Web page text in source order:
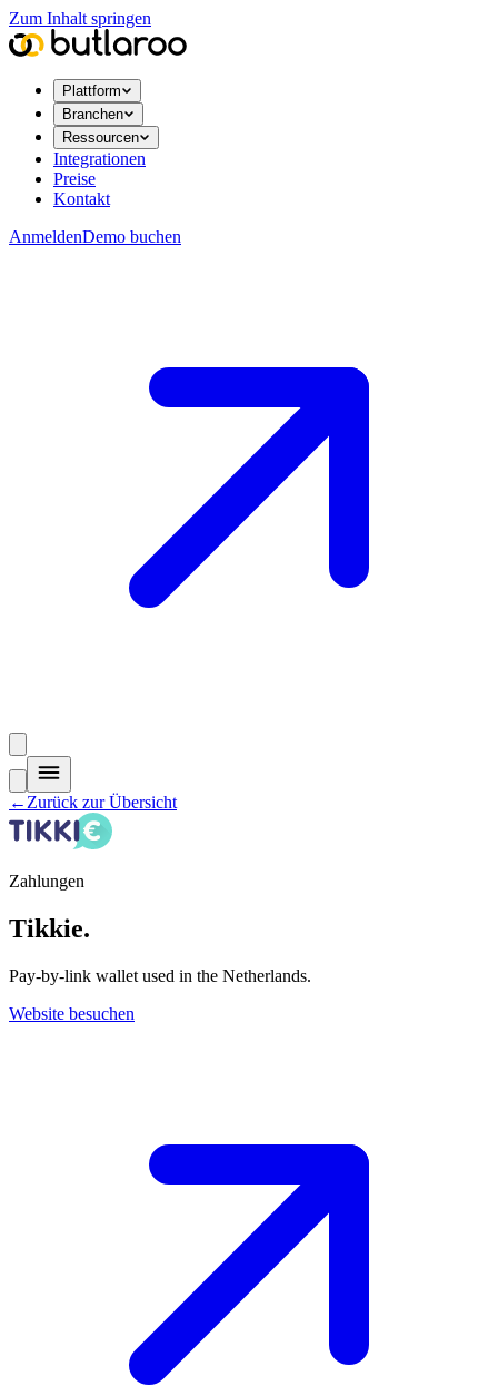
Zum Inhalt springen
Plattform
Branchen
Ressourcen
Integrationen
Preise
Kontakt
AnmeldenDemo buchen
← Zurück zur Übersicht
Zahlungen
Tikkie.
Pay-by-link wallet used in the Netherlands.
Website besuchen